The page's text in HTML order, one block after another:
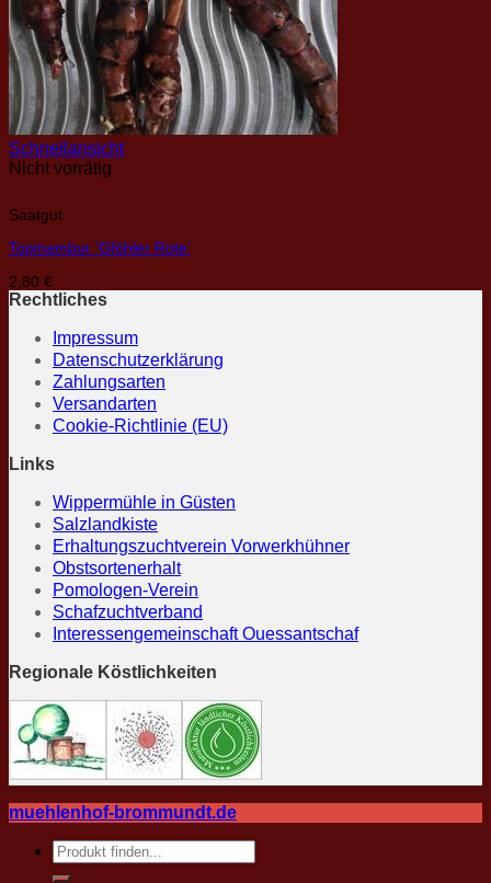
Schnellansicht
Nicht vorrätig
Saatgut
Topinambur ‘Gföhler Rote’
2,80 €
Rechtliches
Impressum
Datenschutzerklärung
Zahlungsarten
Versandarten
Cookie-Richtlinie (EU)
Links
Wippermühle in Güsten
Salzlandkiste
Erhaltungszuchtverein Vorwerkhühner
Obstsortenerhalt
Pomologen-Verein
Schafzuchtverband
Interessengemeinschaft Ouessantschaf
Regionale Köstlichkeiten
muehlenhof-brommundt.de
Suche
nach: